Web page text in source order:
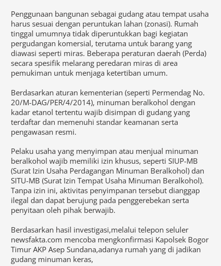
Penggunaan bangunan sebagai gudang atau tempat usaha
harus sesuai dengan peruntukan lahan (zonasi). Rumah
tinggal umumnya tidak diperuntukkan bagi kegiatan
pergudangan komersial, terutama untuk barang yang
diawasi seperti miras. Beberapa peraturan daerah (Perda)
secara spesifik melarang peredaran miras di area
pemukiman untuk menjaga ketertiban umum.
Berdasarkan aturan kementerian (seperti Permendag No.
20/M-DAG/PER/4/2014), minuman beralkohol dengan
kadar etanol tertentu wajib disimpan di gudang yang
terdaftar dan memenuhi standar keamanan serta
pengawasan resmi.
Pelaku usaha yang menyimpan atau menjual minuman
beralkohol wajib memiliki izin khusus, seperti SIUP-MB
(Surat Izin Usaha Perdagangan Minuman Beralkohol) dan
SITU-MB (Surat Izin Tempat Usaha Minuman Beralkohol).
Tanpa izin ini, aktivitas penyimpanan tersebut dianggap
ilegal dan dapat berujung pada penggerebekan serta
penyitaan oleh pihak berwajib.
Berdasarkan hasil investigasi,melalui telepon seluler
newsfakta.com mencoba mengkonfirmasi Kapolsek Bogor
Timur AKP Asep Sundana,adanya rumah yang di jadikan
gudang minuman keras,